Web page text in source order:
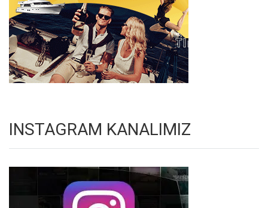
INSTAGRAM KANALIMIZ